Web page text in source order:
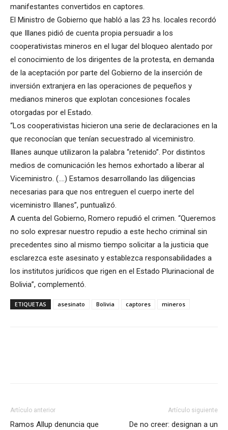
manifestantes convertidos en captores.
El Ministro de Gobierno que habló a las 23 hs. locales recordó
que Illanes pidió de cuenta propia persuadir a los
cooperativistas mineros en el lugar del bloqueo alentado por
el conocimiento de los dirigentes de la protesta, en demanda
de la aceptación por parte del Gobierno de la inserción de
inversión extranjera en las operaciones de pequeños y
medianos mineros que explotan concesiones focales
otorgadas por el Estado.
“Los cooperativistas hicieron una serie de declaraciones en la
que reconocían que tenían secuestrado al viceministro.
Illanes aunque utilizaron la palabra “retenido”. Por distintos
medios de comunicación les hemos exhortado a liberar al
Viceministro. (….) Estamos desarrollando las diligencias
necesarias para que nos entreguen el cuerpo inerte del
viceministro Illanes”, puntualizó.
A cuenta del Gobierno, Romero repudió el crimen. “Queremos
no solo expresar nuestro repudio a este hecho criminal sin
precedentes sino al mismo tiempo solicitar a la justicia que
esclarezca este asesinato y establezca responsabilidades a
los institutos jurídicos que rigen en el Estado Plurinacional de
Bolivia”, complementó.
ETIQUETAS asesinato Bolivia captores mineros
Artículo anterior
Ramos Allup denuncia que
Artículo siguiente
De no creer: designan a un